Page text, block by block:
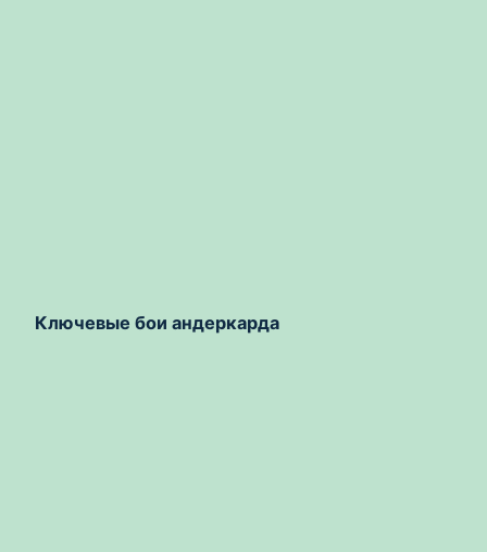
Ключевые бои андеркарда